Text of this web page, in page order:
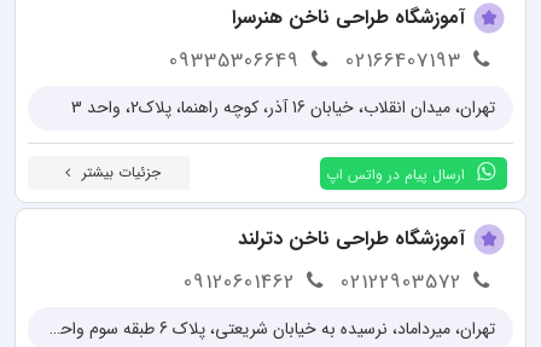
آموزشگاه طراحی ناخن هنرسرا
02166407193
09335306649
تهران، میدان انقلاب، خیابان 16 آذر، کوچه راهنما، پلاک2، واحد 3
ارسال پیام در واتس اپ جزئیات بیشتر
آموزشگاه طراحی ناخن دترلند
02122903572
09120601462
تهران، میرداماد، نرسیده به خیابان شریعتی، پلاک 6 طبقه سوم واحد 5 و 6 و 8